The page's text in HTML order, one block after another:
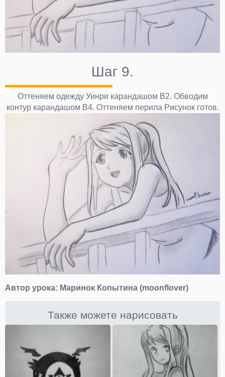
Шаг 9.
Оттеняем одежду Уинри карандашом В2. Обводим
контур карандашом В4. Оттеняем перила Рисунок готов.
Автор урока: Маринок Копытина (moonflover)
Также можете нарисовать